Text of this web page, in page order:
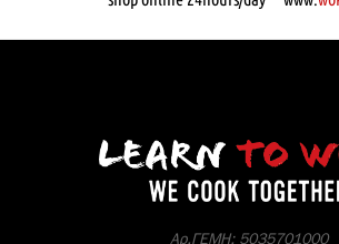
Αρ.ΓΕΜΗ: 5035701000